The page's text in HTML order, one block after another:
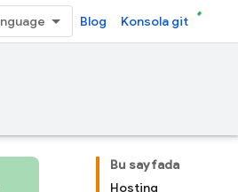
Blog Konsola git
Bu sayfada
Hosting